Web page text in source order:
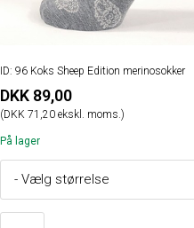
ID: 96 Koks Sheep Edition merinosokker
DKK 89,00
(DKK 71,20 ekskl. moms.)
På lager